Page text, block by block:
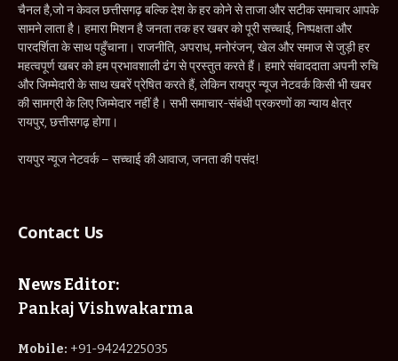
चैनल है,जो न केवल छत्तीसगढ़ बल्कि देश के हर कोने से ताजा और सटीक समाचार आपके
सामने लाता है। हमारा मिशन है जनता तक हर खबर को पूरी सच्चाई, निष्पक्षता और
पारदर्शिता के साथ पहुँचाना। राजनीति, अपराध, मनोरंजन, खेल और समाज से जुड़ी हर
महत्वपूर्ण खबर को हम प्रभावशाली ढंग से प्रस्तुत करते हैं। हमारे संवाददाता अपनी रुचि
और जिम्मेदारी के साथ खबरें प्रेषित करते हैं, लेकिन रायपुर न्यूज नेटवर्क किसी भी खबर
की सामग्री के लिए जिम्मेदार नहीं है। सभी समाचार-संबंधी प्रकरणों का न्याय क्षेत्र
रायपुर, छत्तीसगढ़ होगा।
रायपुर न्यूज नेटवर्क – सच्चाई की आवाज, जनता की पसंद!
Contact Us
News Editor:
Pankaj Vishwakarma
Mobile: +91-9424225035